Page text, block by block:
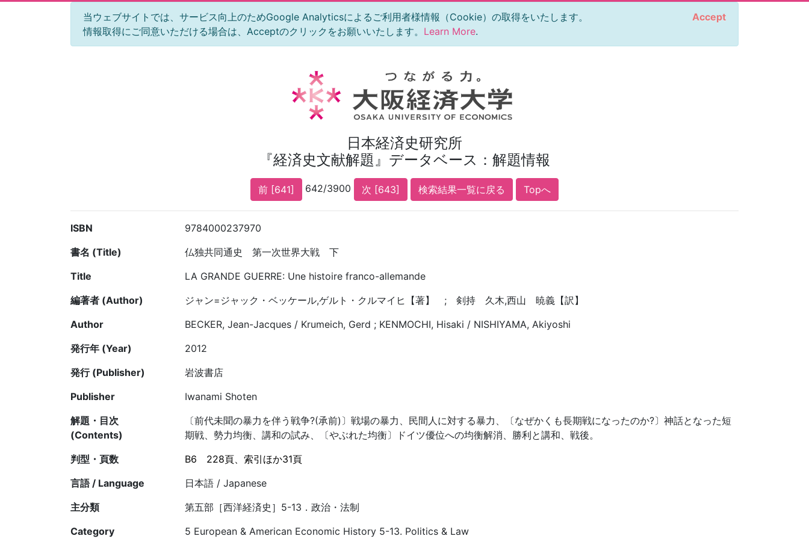
当ウェブサイトでは、サービス向上のためGoogle Analyticsによるご利用者様情報（Cookie）の取得をいたします。
情報取得にご同意いただける場合は、Acceptのクリックをお願いいたします。 Learn More.
Accept
日本経済史研究所
『経済史文献解題』データベース：解題情報
前 [641] 642/3900 次 [643] 検索結果一覧に戻る Topへ
ISBN
9784000237970
書名 (Title)
仏独共同通史 第一次世界大戦 下
Title
LA GRANDE GUERRE: Une histoire franco-allemande
編著者 (Author)
ジャン=ジャック・ベッケール,ゲルト・クルマイヒ【著】 ; 剣持 久木,西山 暁義【訳】
Author
BECKER, Jean-Jacques / Krumeich, Gerd ; KENMOCHI, Hisaki / NISHIYAMA, Akiyoshi
発行年 (Year)
2012
発行 (Publisher)
岩波書店
Publisher
Iwanami Shoten
解題・目次
(Contents)
〔前代未聞の暴力を伴う戦争?(承前)〕戦場の暴力、民間人に対する暴力、〔なぜかくも長期戦になったのか?〕神話となった短
期戦、勢力均衡、講和の試み、〔やぶれた均衡〕ドイツ優位への均衡解消、勝利と講和、戦後。
判型・頁数
B6
228頁、索引ほか31頁
言語 / Language
日本語 / Japanese
主分類
第五部［西洋経済史］5-13．政治・法制
Category
5 European & American Economic History 5-13. Politics & Law